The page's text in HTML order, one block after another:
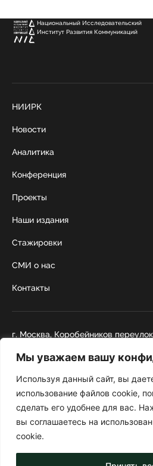
Мы уважаем вашу
Используя данный сайт, вы
использование файлов cookie,
сделать его удобнее для вас.
вы соглашаетесь на
cookie.
Национальный Исследовательский
Институт Развития Коммуникаций
НИИРК
Новости
Аналитика
Конференция
Проекты
Наши издания
Стажировки
СМИ о нас
Контакты
г. Москва, Коробейников переулок
+7 495 252 67 88
© 2022 НИИРК
При перепечатке текстовой
сайт обязательна
Политика конфиденциальности